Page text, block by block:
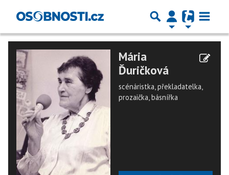
Mária
Ďuričková
scénáristka, překladatelka,
prozaička, básnířka